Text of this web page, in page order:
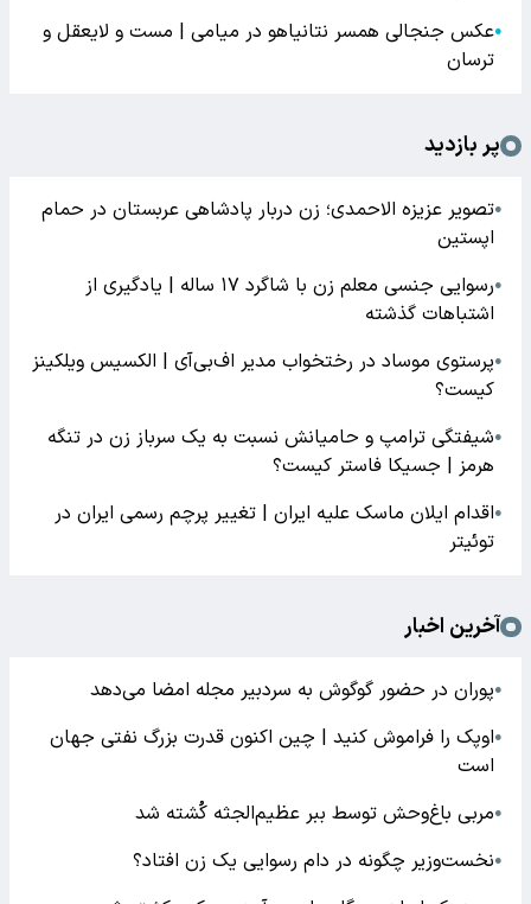
●عکس جنجالی همسر نتانیاهو در میامی | مست و لایعقل و
ترسان
پر بازدید
●تصویر عزیزه الاحمدی؛ زن دربار پادشاهی عربستان در حمام
اپستین
●
رسوایی جنسی معلم زن با شاگرد ۱۷ ساله | یادگیری از
اشتباهات گذشته
●پرستوی موساد در رختخواب مدیر اف‌بی‌آی | الکسیس ویلکینز
کیست؟
●شیفتگی ترامپ و حامیانش نسبت به یک سرباز زن در تنگه
هرمز | جسیکا فاستر کیست؟
●اقدام ایلان ماسک علیه ایران | تغییر پرچم رسمی ایران در
توئیتر
آخرین اخبار
●پوران در حضور گوگوش به سردبیر مجله امضا می‌دهد
●اوپک را فراموش کنید | چین اکنون قدرت بزرگ نفتی جهان
است
●مربی باغ‌وحش توسط ببر عظیم‌الجثه کُشته شد
●نخست‌وزیر چگونه در دام رسوایی یک زن افتاد؟